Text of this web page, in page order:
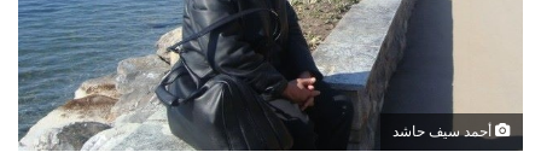
أحمد سيف حاشد